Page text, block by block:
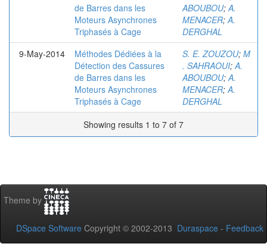
de Barres dans les
Moteurs Asynchrones
Triphasés à Cage
ABOUBOU;A.
MENACER;A.
DERGHAL
9-May-2014
Méthodes Dédiées à la
Détection des Cassures
de Barres dans les
Moteurs Asynchrones
Triphasés à Cage
S. E. ZOUZOU; M
. SAHRAOUI;A.
ABOUBOU;A.
MENACER;A.
DERGHAL
Showing results 1 to 7 of 7
Theme by
DSpace Software Copyright © 2002-2013 Duraspace - Feedback